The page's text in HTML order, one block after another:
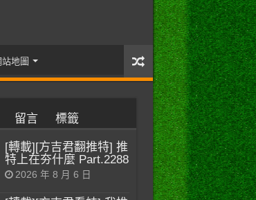
站地圖
留言 標籤
[轉載][方吉君翻推特] 推
特上在夯什麼 Part.2288
2026 年 8 月 6 日